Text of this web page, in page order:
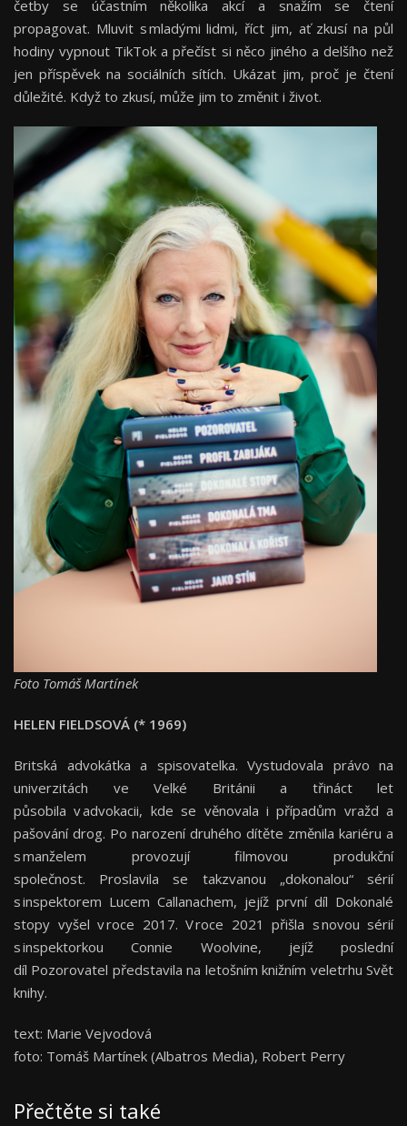
četby se účastním několika akcí a snažím se čtení
propagovat. Mluvit s mladými lidmi, říct jim, ať zkusí na půl
hodiny vypnout TikTok a přečíst si něco jiného a delšího než
jen příspěvek na sociálních sítích. Ukázat jim, proč je čtení
důležité. Když to zkusí, může jim to změnit i život.
Foto Tomáš Martínek
HELEN FIELDSOVÁ (* 1969)
Britská advokátka a spisovatelka. Vystudovala právo na
univerzitách ve Velké Británii a třináct let
působila v advokacii, kde se věnovala i případům vražd a
pašování drog. Po narození druhého dítěte změnila kariéru a
s manželem provozují filmovou produkční
společnost. Proslavila se takzvanou „dokonalou“ sérií
s inspektorem Lucem Callanachem, jejíž první díl Dokonalé
stopy vyšel v roce 2017. V roce 2021 přišla s novou sérií
s inspektorkou Connie Woolvine, jejíž poslední
díl Pozorovatel představila na letošním knižním veletrhu Svět
knihy.
text: Marie Vejvodová
foto: Tomáš Martínek (Albatros Media), Robert Perry
Přečtěte si také